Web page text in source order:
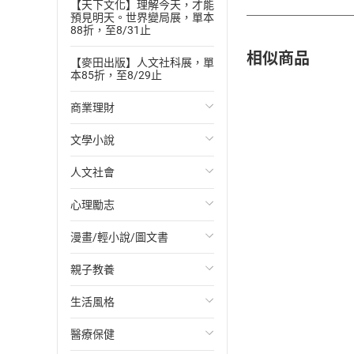
【天下文化】理解今天，才能
預見明天。世界變局展，單本
88折，至8/31止
【麥田出版】人文社科展，單
本85折，至8/29止
商業理財
投資理財
經濟/趨勢
財務/金融
管理/領導
職場工作術
成功法
行銷/廣告
文學小說
歐美文學
日本文學
韓國文學
華文文學
經典文學
成長/家庭生活小說
人文社會
國際關係
政治
社會科學
台灣/中國歷史
日/韓歷史
心理勵志
心靈成長/情緒
人際關係
兩性關係
心理學
漫畫/輕小說/圖文書
輕小說
奇幻/科幻
愛情故事
親子教養
教育現場
兒童文學/故事
生活風格
飲食/食譜
醫療保健
相似商品